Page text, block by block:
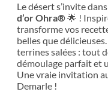
Le désert s’invite
d’or Ohra®🌟 !
transforme vos
belles que
terrines salées : tout
démoulage parfait et
Une vraie invitation
Demarle !